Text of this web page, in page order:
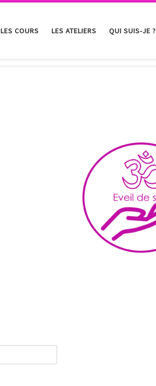
LES COURS LES ATELIERS QUI SUIS-JE ?